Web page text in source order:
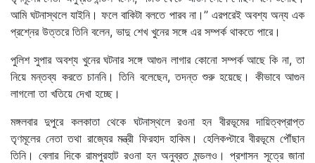
আমি ঘটনাস্থলে যাইনি। ফলে বাকিটা বলতে পারব না।’’ এরপরেই অবশ্য অন্য এক
প্রশ্নের উত্তরে তিনি বলেন, ভাদু শেখ খুনের সঙ্গে এর সম্পর্ক থাকতে পারে।
পুলিশ সুপার অবশ্য খুনের ঘটনার সঙ্গে আগুন লাগার কোনো সম্পর্ক আছে কি না, তা
নিয়ে মন্তব্য করতে চাননি। তিনি বলেছেন, তদন্ত শুরু হয়েছে। কীভাবে আগুন
লাগলো তা খতিয়ে দেখা হচ্ছে।
মঙ্গলবার দুপুরে কলকাতা থেকে ঘটনাস্থলে রওনা হন বীরভূমের দায়িত্বপ্রাপ্ত
তৃণমূলের নেতা তথা রাজ্যের মন্ত্রী ফিরহাদ হাকিম। হেলিকপ্টারে বীরভূমে পৌঁছান
তিনি। বেলার দিকে রামপুরহাট রওনা হন অনুব্রত মন্ডলও। প্রশাসন সূত্রে জানা